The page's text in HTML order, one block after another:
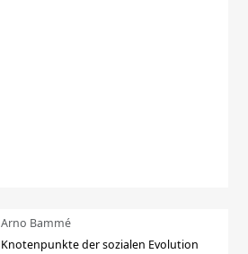
Arno Bammé
Knotenpunkte der sozialen Evolution